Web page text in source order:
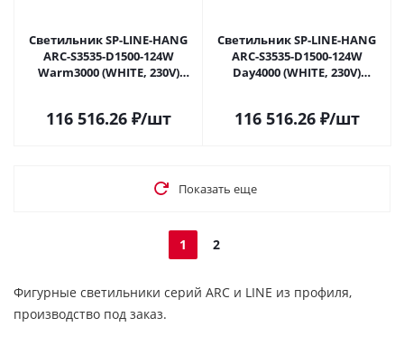
Светильник SP-LINE-HANG
ARC-S3535-D1500-124W
Warm3000 (WHITE, 230V)
116 516.26₽/шт
Светильник SP-LINE-HANG
ARC-S3535-D1500-124W
Day4000 (WHITE, 230V)
116 516.26₽/шт
Показать еще
1 2
Фигурные светильники серий ARC и LINE из профиля,
производство под заказ.